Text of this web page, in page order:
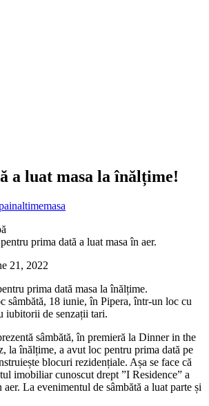
a luat masa la înălțime!
inaltimemasa
prima dată a luat masa în aer.
21, 2022
prima dată masa la înălțime.
sâmbătă, 18 iunie, în Pipera, într-un loc cu
iubitorii de senzații tari.
sâmbătă, în premieră la Dinner in the
la înălțime, a avut loc pentru prima dată pe
blocuri rezidențiale. Așa se face că
imobiliar cunoscut drept ”I Residence” a
La evenimentul de sâmbătă a luat parte și